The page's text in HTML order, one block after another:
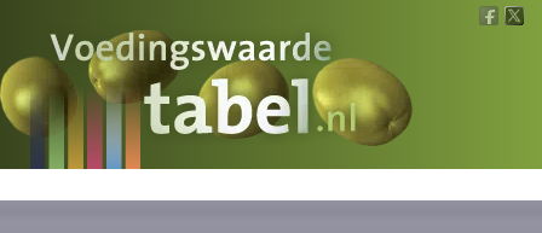
Voedingswaarde
Wat is wat?